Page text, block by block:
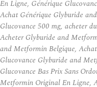
En Ligne, Générique
Achat Générique Glyburide
Glucovance 500 mg, acheter
Acheter Glyburide and
and Metformin Belgique,
Glucovance Glyburide and
Glucovance Bas Prix Sans
Metformin Original En Ligne,